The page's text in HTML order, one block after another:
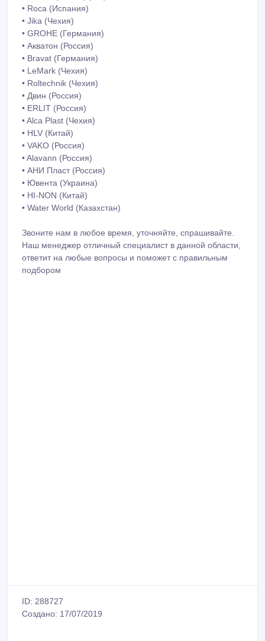
• Roca (Испания)
• Jika (Чехия)
• GROHE (Германия)
• Акватон (Россия)
• Bravat (Германия)
• LeMark (Чехия)
• Roltechnik (Чехия)
• Двин (Россия)
• ERLIT (Россия)
• Alca Plast (Чехия)
• HLV (Китай)
• VAKO (Россия)
• Alavann (Россия)
• АНИ Пласт (Россия)
• Ювента (Украина)
• HI-NON (Китай)
• Water World (Казахстан)
Звоните нам в любое время, уточняйте, спрашивайте.
Наш менеджер отличный специалист в данной области,
ответит на любые вопросы и поможет с правильным
подбором
ID: 288727
Создано: 17/07/2019